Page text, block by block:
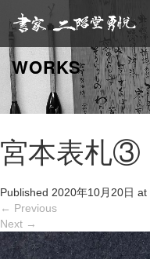
WORKS
宮本表札③
Published 2020年10月20日 at
← Previous
Next →